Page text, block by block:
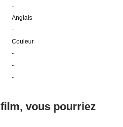
-
Anglais
-
Couleur
-
-
-
vous pourriez